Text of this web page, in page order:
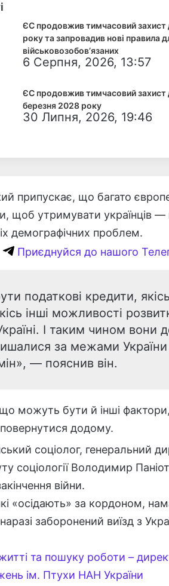
ЄС продовжив тимчасовий захист
року та запровадив нові правила
військовозобов’язаних
6 Серпня, 2026, 13:57
ЄС продовжив тимчасовий захист
березня 2028 року
30 Липня, 2026, 19:46
припускає, що багато
щоб утримувати українців
демографічних проблем.
Приєднуйся до нашого
податкові кредити,
інші можливості
І таким чином вони
за межами України
— пояснив він.
можуть бути й інші
повернутися додому.
соціолог, генеральний
соціології Володимир
війни.
«осідають» за кордоном,
заборонений виїзд з
та пошуку роботи –
ім. Птухи НАН України